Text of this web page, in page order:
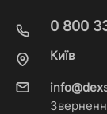
0 800
Київ